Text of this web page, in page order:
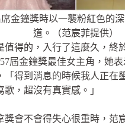
金鐘獎時以一襲粉紅色的
道。（范宸菲提供）
值得的，入行了這麼久，終
屆金鐘獎最佳女主角，她
「得到消息的時候我人正在
歌，超沒有真實感。」
獎會不會得失心很重時，范